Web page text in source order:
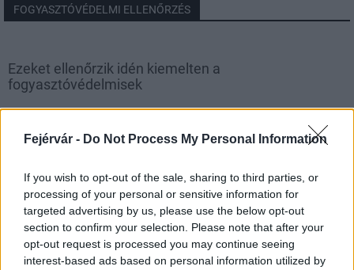
Fejérvár - Do Not Process My Personal Information
If you wish to opt-out of the sale, sharing to third parties, or
processing of your personal or sensitive information for
targeted advertising by us, please use the below opt-out
section to confirm your selection. Please note that after your
opt-out request is processed you may continue seeing
interest-based ads based on personal information utilized by
FOGYASZTÓVÉDELMI ELLENŐRZÉS
Ezeket ellenőrzik idén kiemelten a
fogyasztóvédelmisek
2016.01.18
1